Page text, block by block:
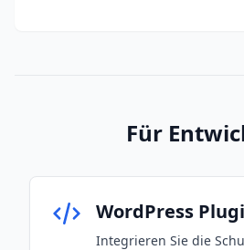
Für
WordPress
Integrieren Sie die